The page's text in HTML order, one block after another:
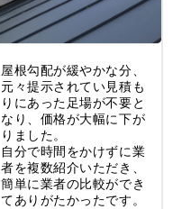
屋根勾配が緩やかな分、
元々提示されてい見積も
りにあった足場が不要と
なり、価格が大幅に下が
りました。
自分で時間をかけずに業
者を複数紹介いただき、
簡単に業者の比較ができ
てありがたかったです。